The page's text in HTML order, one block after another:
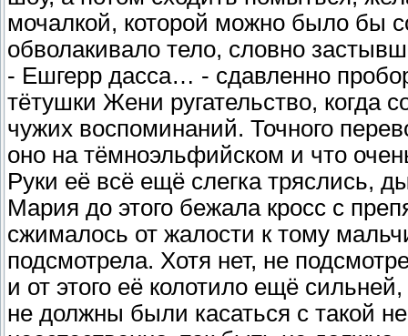
мочалкой, которой можно было бы
обволакивало тело, словно
- Ешгерр дасса… - сдавленно
тётушки Жени ругательство, когда
чужих воспоминаний. Точного
оно на тёмноэльфийском и что
Руки её всё ещё слегка тряслись,
Мария до этого бежала кросс с
сжималось от жалости к тому
подсмотрела. Хотя нет, не
и от этого её колотило ещё
не должны были касаться с такой